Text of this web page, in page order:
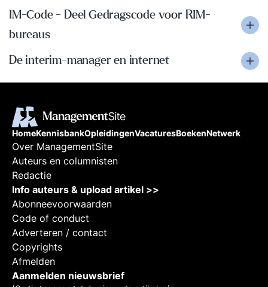
IM-Code - Deel Gedragscode voor RIM-
bureaus
De interim-manager en internet
HomeKennisbankOpleidingenVacaturesBoekenNetwerk
Over ManagementSite
Auteurs en columnisten
Redactie
Info auteurs & upload artikel >>
Abonneevoorwaarden
Code of conduct
Adverteren / contact
Copyrights
Afmelden
Aanmelden nieuwsbrief